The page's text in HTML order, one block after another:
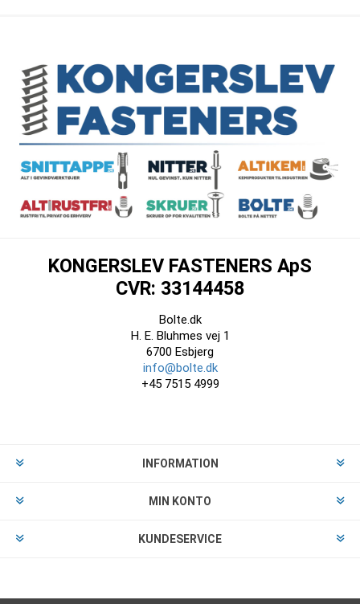
KONGERSLEV FASTENERS ApS
CVR: 33144458
Bolte.dk
H. E. Bluhmes vej 1
6700 Esbjerg
info@bolte.dk
+45 7515 4999
INFORMATION
MIN KONTO
KUNDESERVICE